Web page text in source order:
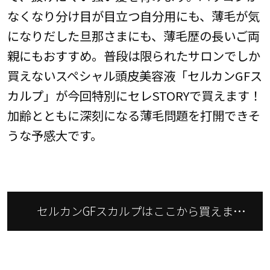
なくなり分け目が目立つ自分用にも、薄毛が気
になりだした旦那さまにも、薄毛歴の長いご両
親にもおすすめ。普段は限られたサロンでしか
買えないスペシャル頭皮美容液「セルカンGFス
カルプ」が今回特別にセレSTORYで買えます！
加齢とともに深刻になる薄毛問題を打開できそ
うな予感大です。
セルカンGFスカルプはここから買えま